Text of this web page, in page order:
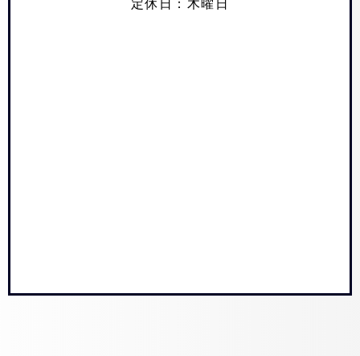
定休日：木曜日